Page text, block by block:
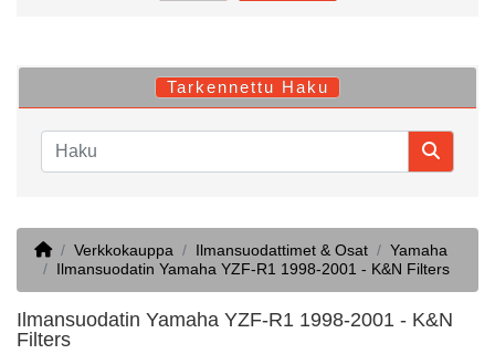
Tarkennettu Haku
HomeVerkkokauppa Ilmansuodattimet & Osat
Yamaha
Ilmansuodatin Yamaha YZF-R1 1998-2001 - K&N Filters
Ilmansuodatin Yamaha YZF-R1 1998-2001 - K&N
Filters